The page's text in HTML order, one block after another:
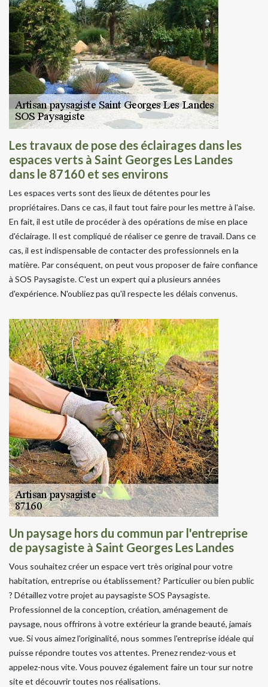
Les travaux de pose des éclairages dans les
espaces verts à Saint Georges Les Landes
dans le 87160 et ses environs
Les espaces verts sont des lieux de détentes pour les
propriétaires. Dans ce cas, il faut tout faire pour les mettre à l'aise.
En fait, il est utile de procéder à des opérations de mise en place
d'éclairage. Il est compliqué de réaliser ce genre de travail. Dans ce
cas, il est indispensable de contacter des professionnels en la
matière. Par conséquent, on peut vous proposer de faire confiance
à SOS Paysagiste. C'est un expert qui a plusieurs années
d'expérience. N'oubliez pas qu'il respecte les délais convenus.
Un paysage hors du commun par l'entreprise
de paysagiste à Saint Georges Les Landes
Vous souhaitez créer un espace vert très original pour votre
habitation, entreprise ou établissement? Particulier ou bien public
? Détaillez votre projet au paysagiste SOS Paysagiste.
Professionnel de la conception, création, aménagement de
paysage, nous offrirons à votre extérieur la grande beauté, jamais
vue. Si vous aimez l'originalité, nous sommes l'entreprise idéale qui
puisse répondre toutes vos attentes. Prenez rendez-vous et
appelez-nous vite. Vous pouvez également faire un tour sur notre
site et découvrir toutes nos réalisations.